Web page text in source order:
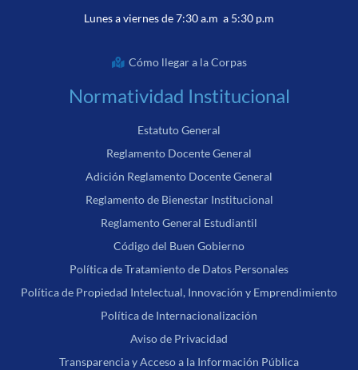
Lunes a viernes de 7:30 a.m a 5:30 p.m
Cómo llegar a la Corpas
Normatividad Institucional
Estatuto General
Reglamento Docente General
Adición Reglamento Docente General
Reglamento de Bienestar Institucional
Reglamento General Estudiantil
Código del Buen Gobierno
Política de Tratamiento de Datos Personales
Política de Propiedad Intelectual, Innovación y Emprendimiento
Política de Internacionalización
Aviso de Privacidad
Transparencia y Acceso a la Información Pública